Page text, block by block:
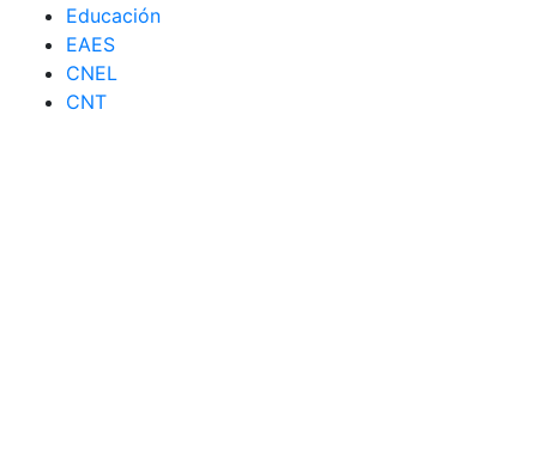
Educación
EAES
CNEL
CNT